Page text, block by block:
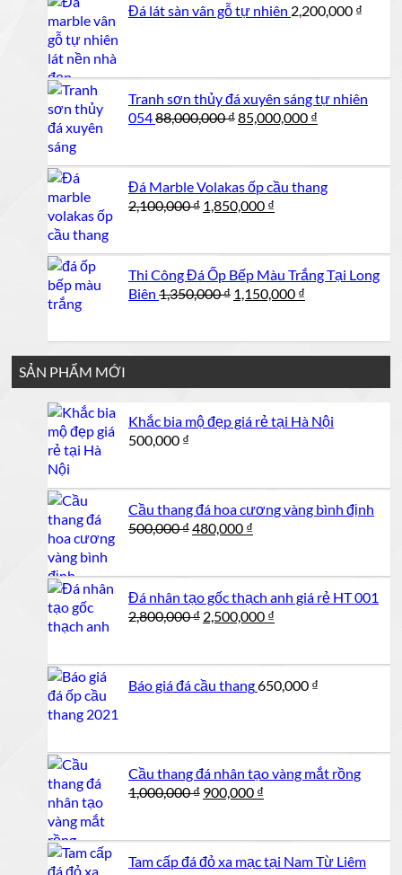
Đá lát sàn vân gỗ tự nhiên 2,200,000 ₫
Tranh sơn thủy đá xuyên sáng tự nhiên
05488,000,000₫Giá
85,000,000 ₫
85,000,000 ₫.
Đá Marble Volakas ốp cầu thang
2,100,000₫ Giá
1,850,000 ₫
1,850,000 ₫.
Thi Công Đá Ốp Bếp Màu Trắng Tại Long
Biên 1,350,000₫ Giá
1,150,000 ₫
SẢN PHẨM MỚI
Khắc bia mộ đẹp giá rẻ tại Hà Nội
500,000 ₫
Cầu thang đá hoa cương vàng bình định
500,000₫Giá
480,000 ₫
480,000 ₫.
Đá nhân tạo gốc thạch anh giá rẻ HT 001
2,800,000₫ Giá
2,800,000 ₫.
2,500,000 ₫
là:
2,500,000 ₫.
Báo giá đá cầu thang650,000 ₫
Cầu thang đá nhân tạo vàng mắt rồng
1,000,000₫ Giá
1,000,000 ₫.
900,000 ₫
900,000 ₫.
Tam cấp đá đỏ xa mạc tại Nam Từ Liêm